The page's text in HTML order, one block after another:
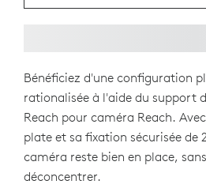
Bénéficiez d'une configuration
rationalisée à l'aide du support
Reach pour caméra Reach.
plate et sa fixation sécurisée de
caméra reste bien en place,
déconcentrer.